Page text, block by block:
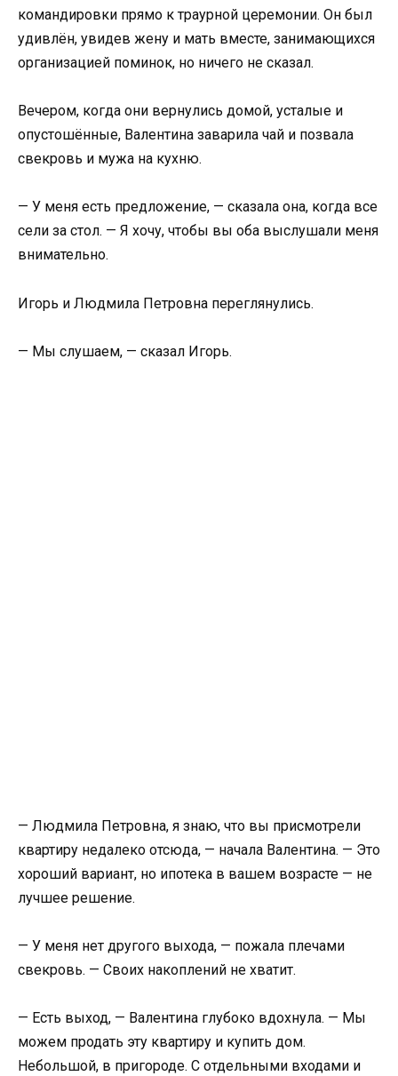
командировки прямо к траурной церемонии. Он был
удивлён, увидев жену и мать вместе, занимающихся
организацией поминок, но ничего не сказал.
Вечером, когда они вернулись домой, усталые и
опустошённые, Валентина заварила чай и позвала
свекровь и мужа на кухню.
— У меня есть предложение, — сказала она, когда все
сели за стол. — Я хочу, чтобы вы оба выслушали меня
внимательно.
Игорь и Людмила Петровна переглянулись.
— Мы слушаем, — сказал Игорь.
— Людмила Петровна, я знаю, что вы присмотрели
квартиру недалеко отсюда, — начала Валентина. — Это
хороший вариант, но ипотека в вашем возрасте — не
лучшее решение.
— У меня нет другого выхода, — пожала плечами
свекровь. — Своих накоплений не хватит.
— Есть выход, — Валентина глубоко вдохнула. — Мы
можем продать эту квартиру и купить дом.
Небольшой, в пригороде. С отдельными входами и